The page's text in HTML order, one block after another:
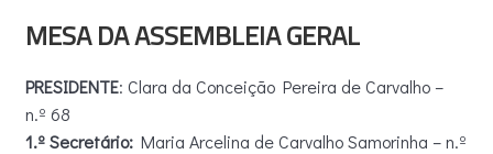
MESA DA ASSEMBLEIA GERAL
PRESIDENTE: Clara da Conceição Pereira de Carvalho –
n.º 68
1.º Secretário:Maria Arcelina de Carvalho Samorinha – n.º